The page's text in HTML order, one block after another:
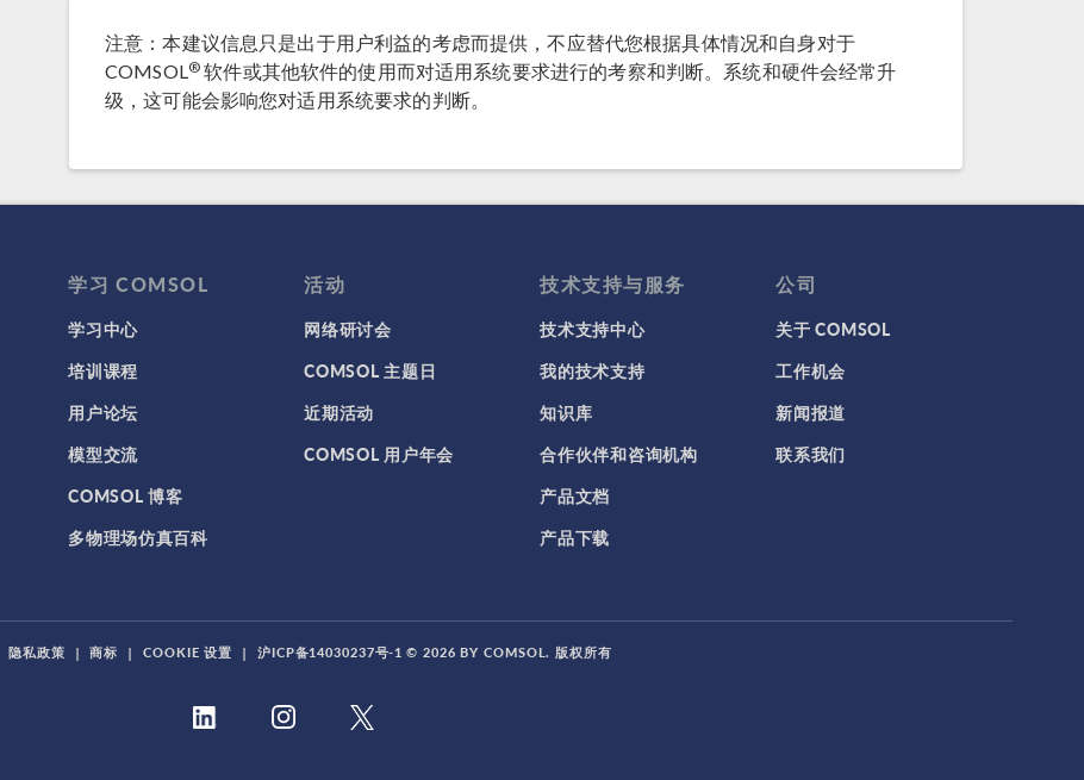
注意：本建议信息只是出于用户利益的考虑而提供，不应替代您根据具体情况和自身对于
COMSOL® 软件或其他软件的使用而对适用系统要求进行的考察和判断。系统和硬件会经常升
级，这可能会影响您对适用系统要求的判断。
学习 COMSOL
学习中心
培训课程
用户论坛
模型交流
COMSOL 博客
多物理场仿真百科
活动
网络研讨会
COMSOL 主题日
近期活动
COMSOL 用户年会
技术支持与服务
技术支持中心
我的技术支持
知识库
合作伙伴和咨询机构
产品文档
产品下载
公司
关于 COMSOL
工作机会
新闻报道
联系我们
隐私政策 | 商标 | COOKIE 设置 | 沪ICP备14030237号-1 © 2026 BY COMSOL. 版权所有